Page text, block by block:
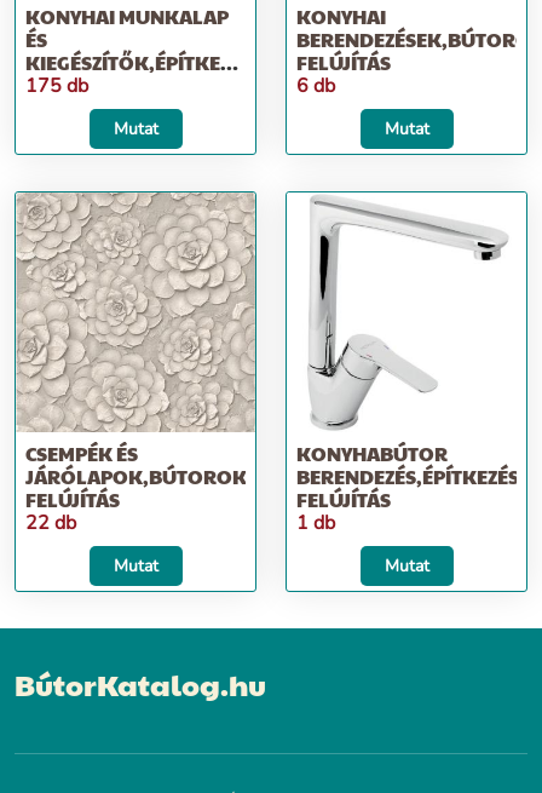
KONYHAI MUNKALAP
ÉS
KIEGÉSZÍTŐK,ÉPÍTKEZÉS;
FELÚJÍTÁS
175 db
Mutat
KONYHAI
FELÚJÍTÁS
6 db
Mutat
CSEMPÉK ÉS
JÁRÓLAPOK,BÚTOROK,ÉPÍTKEZÉS;
FELÚJÍTÁS
22 db
Mutat
KONYHABÚTOR
BERENDEZÉS,ÉPÍTKEZÉS;
FELÚJÍTÁS
1 db
Mutat
BútorKatalog.hu